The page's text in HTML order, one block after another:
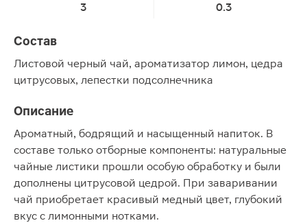
3 0.3
Состав
Листовой черный чай, ароматизатор лимон, цедра
цитрусовых, лепестки подсолнечника
Описание
Ароматный, бодрящий и насыщенный напиток. В
составе только отборные компоненты: натуральные
чайные листики прошли особую обработку и были
дополнены цитрусовой цедрой. При заваривании
чай приобретает красивый медный цвет, глубокий
вкус с лимонными нотками.